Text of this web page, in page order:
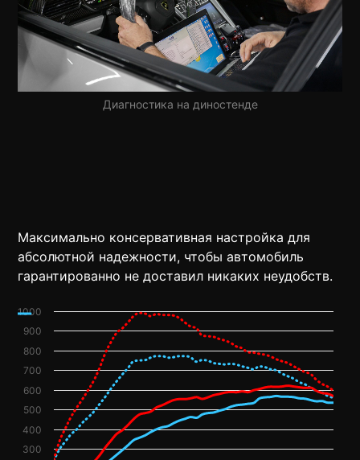
Диагностика на диностенде
Максимально консервативная настройка для
абсолютной надежности, чтобы автомобиль
гарантированно не доставил никаких неудобств.
300
400
500
600
700
800
900
1000